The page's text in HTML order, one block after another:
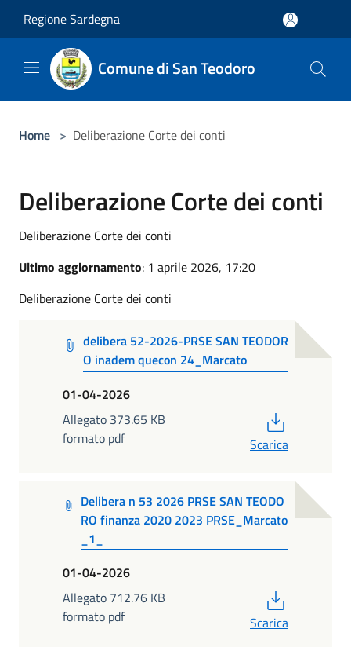
Regione Sardegna
Comune di San Teodoro
Home > Deliberazione Corte dei conti
Deliberazione Corte dei conti
Deliberazione Corte dei conti
Ultimo aggiornamento: 1 aprile 2026, 17:20
Deliberazione Corte dei conti
delibera 52-2026-PRSE SAN TEODOR
O inadem quecon 24_Marcato
01-04-2026
Allegato 373.65 KB
formato pdf
Scarica
Delibera n 53 2026 PRSE SAN TEODO
RO finanza 2020 2023 PRSE_Marcato
_1_
01-04-2026
Allegato 712.76 KB
formato pdf
Scarica